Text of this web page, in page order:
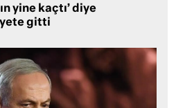
yine kaçtı’ diye
gitti